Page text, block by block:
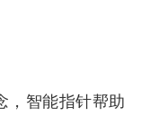
，智能指针帮助